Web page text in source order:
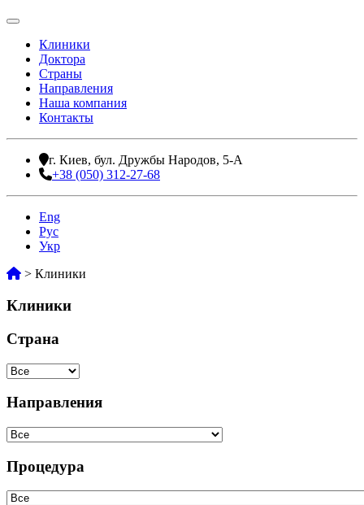
Клиники
Доктора
Страны
Направления
Наша компания
Контакты
г. Киев, бул. Дружбы Народов, 5-А
+38 (050) 312-27-68
Eng
Рус
Укр
> Клиники
Клиники
Страна
Направления
Процедура